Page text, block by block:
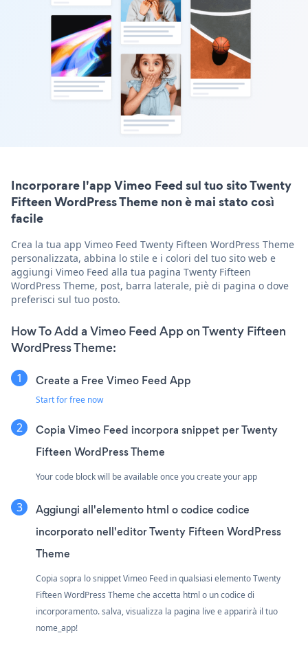
Incorporare l'app Vimeo Feed sul tuo sito Twenty
Fifteen WordPress Theme non è mai stato così
facile
Crea la tua app Vimeo Feed Twenty Fifteen WordPress Theme
personalizzata, abbina lo stile e i colori del tuo sito web e
aggiungi Vimeo Feed alla tua pagina Twenty Fifteen
WordPress Theme, post, barra laterale, piè di pagina o dove
preferisci sul tuo posto.
How To Add a Vimeo Feed App on Twenty Fifteen
WordPress Theme:
Create a Free Vimeo Feed App
Start for free now
Copia Vimeo Feed incorpora snippet per Twenty
Fifteen WordPress Theme
Your code block will be available once you create your app
Aggiungi all'elemento html o codice codice
incorporato nell'editor Twenty Fifteen WordPress
Theme
Copia sopra lo snippet Vimeo Feed in qualsiasi elemento Twenty
Fifteen WordPress Theme che accetta html o un codice di
incorporamento. salva, visualizza la pagina live e apparirà il tuo
nome_app!